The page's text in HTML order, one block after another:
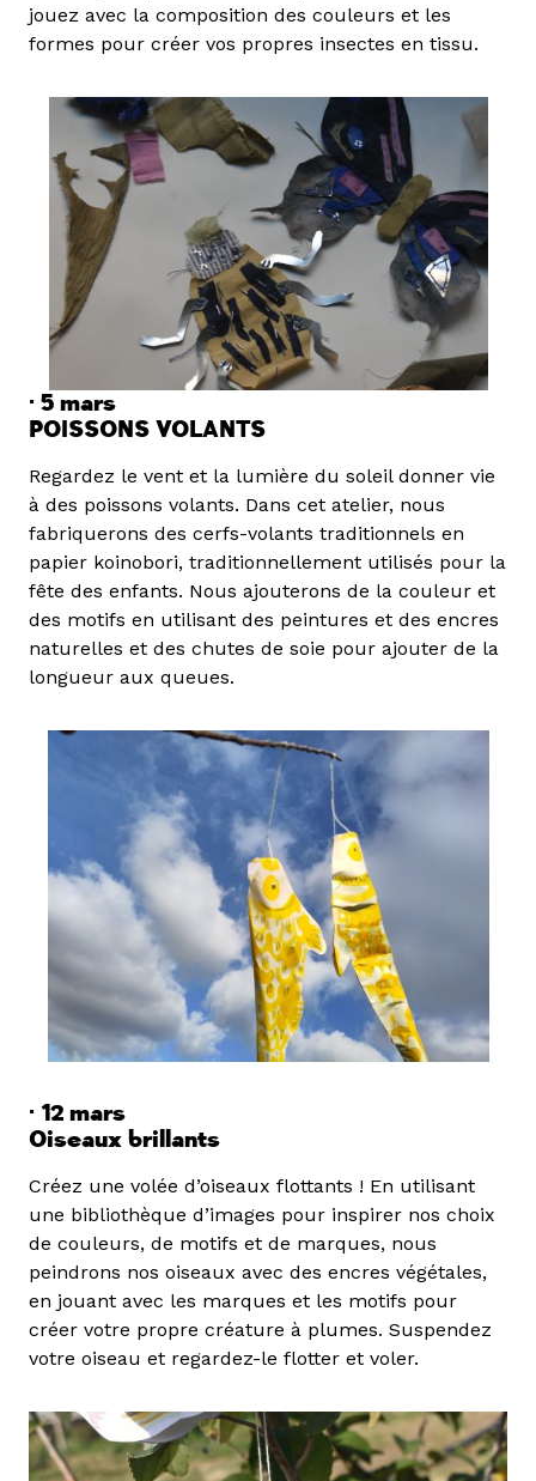
jouez avec la composition des couleurs et les
formes pour créer vos propres insectes en tissu.
· 5 mars
POISSONS VOLANTS
Regardez le vent et la lumière du soleil donner vie
à des poissons volants. Dans cet atelier, nous
fabriquerons des cerfs-volants traditionnels en
papier koinobori, traditionnellement utilisés pour la
fête des enfants. Nous ajouterons de la couleur et
des motifs en utilisant des peintures et des encres
naturelles et des chutes de soie pour ajouter de la
longueur aux queues.
· 12 mars
Oiseaux brillants
Créez une volée d’oiseaux flottants ! En utilisant
une bibliothèque d’images pour inspirer nos choix
de couleurs, de motifs et de marques, nous
peindrons nos oiseaux avec des encres végétales,
en jouant avec les marques et les motifs pour
créer votre propre créature à plumes. Suspendez
votre oiseau et regardez-le flotter et voler.